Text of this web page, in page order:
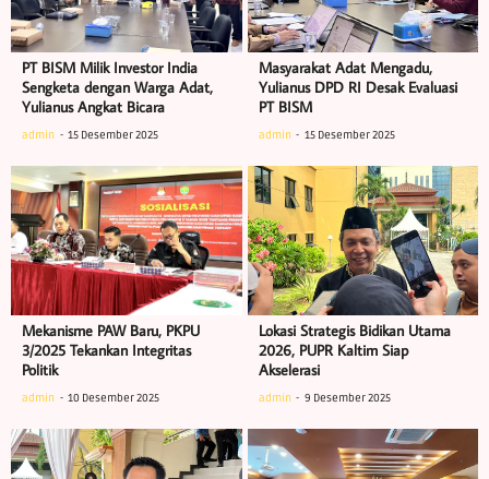
PT BISM Milik Investor India
Sengketa dengan Warga Adat,
Yulianus Angkat Bicara
admin 15 Desember 2025
Masyarakat Adat Mengadu,
Yulianus DPD RI Desak Evaluasi
PT BISM
admin 15 Desember 2025
Mekanisme PAW Baru, PKPU
3/2025 Tekankan Integritas
Politik
admin 10 Desember 2025
Lokasi Strategis Bidikan Utama
2026, PUPR Kaltim Siap
Akselerasi
admin 9 Desember 2025